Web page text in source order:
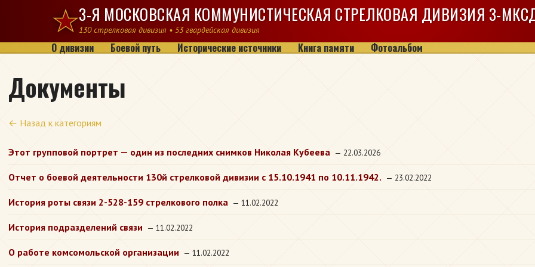
Перейти к содержимому3-Я МОСКОВСКАЯ КОММУНИСТИЧЕСКАЯ СТРЕЛКОВАЯ ДИВИЗИЯ 3-
130 стрелковая дивизия • 53 гвардейская дивизия
О дивизии Боевой путь Исторические источники Книга памяти Фотоальбом
Документы
← Назад к категориям
Этот групповой портрет — один из последних снимков Николая Кубеева — 22.03.2026
Отчет о боевой деятельности 130й стрелковой дивизии с 15.10.1941 по 10.11.1942. — 23.02.2022
История роты связи 2-528-159 стрелкового полка — 11.02.2022
История подразделений связи — 11.02.2022
О работе комсомольской организации — 11.02.2022